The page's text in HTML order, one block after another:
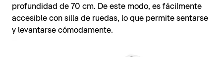
profundidad de 70 cm. De este modo, es fácilmente
accesible con silla de ruedas, lo que permite sentarse
y levantarse cómodamente.